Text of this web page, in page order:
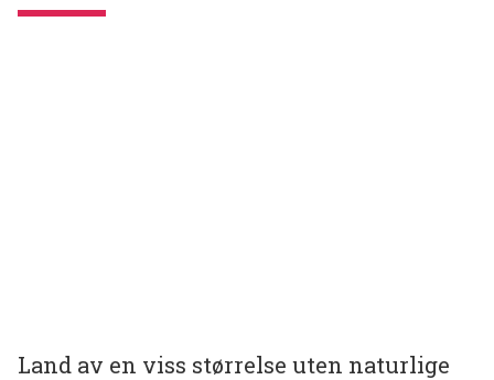
Land av en viss størrelse uten naturlige